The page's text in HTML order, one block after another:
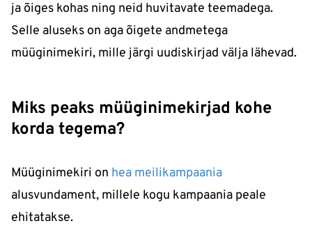
ja õiges kohas ning neid huvitavate teemadega.
Selle aluseks on aga õigete andmetega
müüginimekiri, mille järgi uudiskirjad välja lähevad.
Miks peaks müüginimekirjad kohe
korda tegema?
Müüginimekiri on hea meilikampaania
alusvundament, millele kogu kampaania peale
ehitatakse.